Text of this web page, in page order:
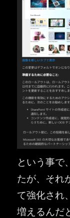
という事で
たが、それ
て強化され
増えるんだ